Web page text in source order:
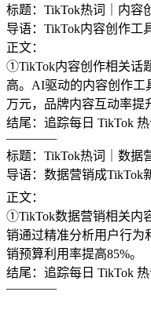
标题：TikTok热词｜内容
导语：TikTok内容创作工
正文：
①TikTok内容创作相关话
高。AI驱动的内容创作工
万元，品牌内容互动率提
结尾：追踪每日 TikTok
————
标题：TikTok热词｜数据
导语：数据营销成TikTok
正文：
①TikTok数据营销相关内
销通过精准分析用户行为
销预算利用率提高85%。
结尾：追踪每日 TikTok
————